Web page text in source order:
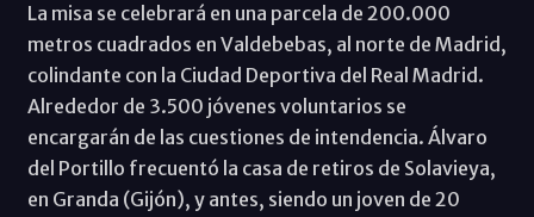
La misa se celebrará en una parcela de 200.000
metros cuadrados en Valdebebas, al norte de Madrid,
colindante con la Ciudad Deportiva del Real Madrid.
Alrededor de 3.500 jóvenes voluntarios se
encargarán de las cuestiones de intendencia. Álvaro
del Portillo frecuentó la casa de retiros de Solavieya,
en Granda (Gijón), y antes, siendo un joven de 20